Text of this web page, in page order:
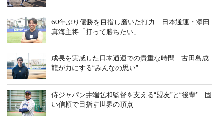
60年ぶり優勝を目指し磨いた打力 日本通運・添田
真海主将「打って勝ちたい」
成長を実感した日本通運での貴重な時間 古田島成
龍が力にする“みんなの思い”
侍ジャパン井端弘和監督を支える“盟友”と“後輩” 固
い信頼で目指す世界の頂点